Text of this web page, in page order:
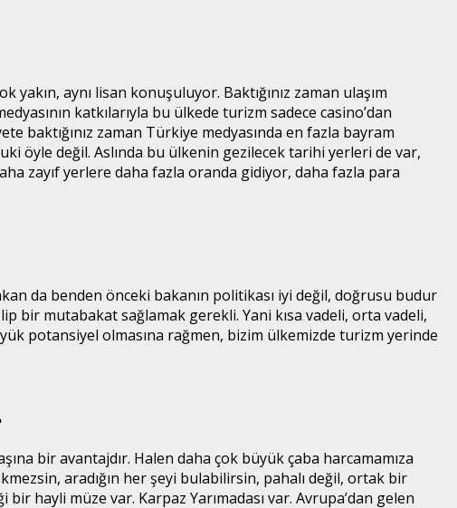
yakın, aynı lisan konuşuluyor. Baktığınız zaman ulaşım
katkılarıyla bu ülkede turizm sadece casino’dan
baktığınız zaman Türkiye medyasında en fazla bayram
öyle değil. Aslında bu ülkenin gezilecek tarihi yerleri de var,
zayıf yerlere daha fazla oranda gidiyor, daha fazla para
da benden önceki bakanın politikası iyi değil, doğrusu budur
mutabakat sağlamak gerekli. Yani kısa vadeli, orta vadeli,
potansiyel olmasına rağmen, bizim ülkemizde turizm yerinde
bir avantajdır. Halen daha çok büyük çaba harcamamıza
aradığın her şeyi bulabilirsin, pahalı değil, ortak bir
hayli müze var. Karpaz Yarımadası var. Avrupa’dan gelen